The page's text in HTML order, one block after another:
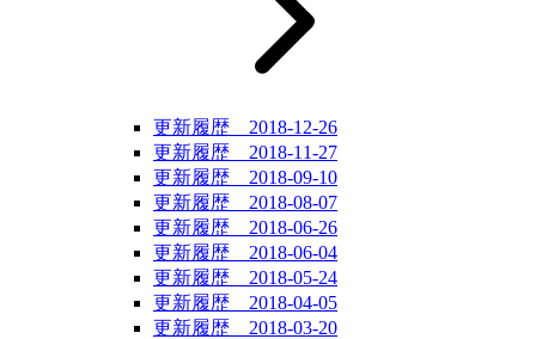
更新履歴 2018-12-26
更新履歴 2018-11-27
更新履歴 2018-09-10
更新履歴 2018-08-07
更新履歴 2018-06-26
更新履歴 2018-06-04
更新履歴 2018-05-24
更新履歴 2018-04-05
更新履歴 2018-03-20